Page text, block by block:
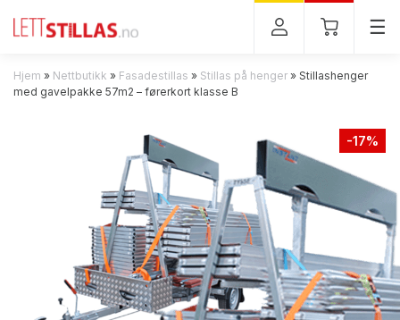
☰
Hjem » Nettbutikk » Fasadestillas » Stillas på henger » Stillashenger
med gavelpakke 57m2 – førerkort klasse B
-17%